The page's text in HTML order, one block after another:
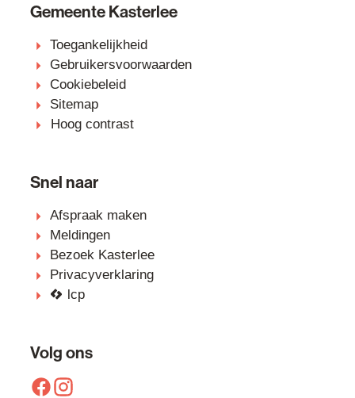
Gemeente Kasterlee
Toegankelijkheid
Gebruikersvoorwaarden
Cookiebeleid
Sitemap
Hoog contrast
Snel naar
Afspraak maken
Meldingen
Bezoek Kasterlee
Privacyverklaring
lcp
Volg ons